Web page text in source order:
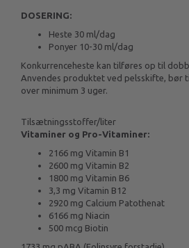
DOSERING:
Heste 30 ml/dag
Ponyer 10-30 ml/dag
Konkurrenceheste kan tilføres op til
Anvendes produktet ved pelsskifte, bør
over minimum 3 uger.
Tilsætningsstoffer/liter
Vitaminer og Pro-Vitaminer:
2166 mg Vitamin B1
2600 mg Vitamin B2
1800 mg Vitamin B6
3,3 mg Vitamin B12
2920 mg Calcium Patothenat
6166 mg Niacin
500 mcg Biotin